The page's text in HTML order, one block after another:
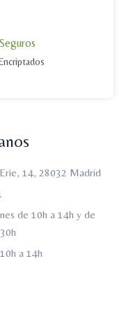
14, 28032 Madrid
de 10h a 14h y de
a 14h